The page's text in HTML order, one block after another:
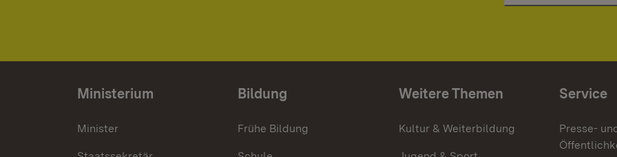
Ministerium
Minister
Bildung
Frühe Bildung
Weitere Themen
Kultur & Weiterbildung
Service
Presse-